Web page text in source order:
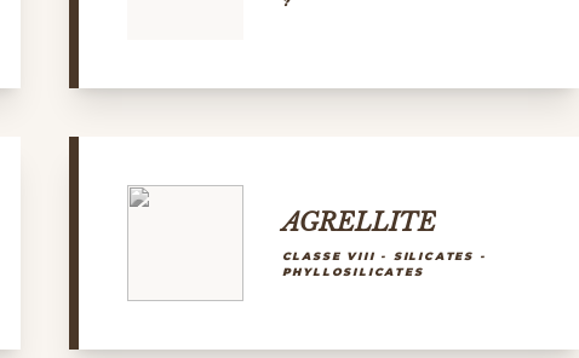
AGRELLITE
CLASSE VIII - SILICATES -
PHYLLOSILICATES